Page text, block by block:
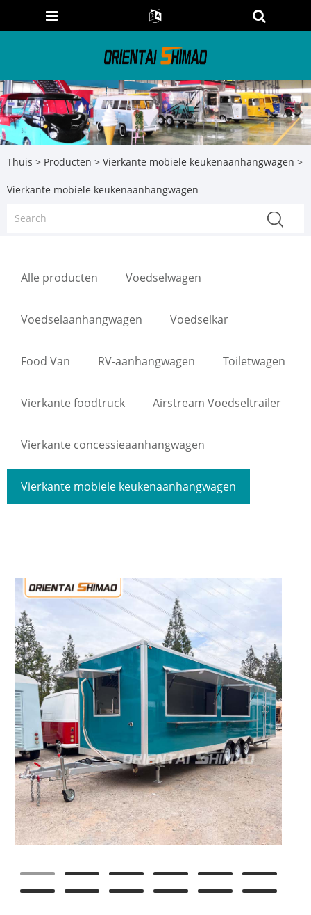
Thuis > Producten > Vierkante mobiele keukenaanhangwagen >
Vierkante mobiele keukenaanhangwagen
Alle producten Voedselwagen
Voedselaanhangwagen Voedselkar
Food Van RV-aanhangwagen Toiletwagen
Vierkante foodtruck Airstream Voedseltrailer
Vierkante concessieaanhangwagen
Vierkante mobiele keukenaanhangwagen